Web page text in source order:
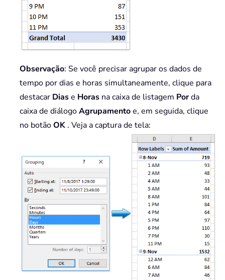
Observação: Se você precisar agrupar os dados de
tempo por dias e horas simultaneamente, clique para
destacar Diase Horas na caixa de listagem Porda
caixa de diálogoAgrupamentoe, em seguida, clique
no botãoOK . Veja a captura de tela: